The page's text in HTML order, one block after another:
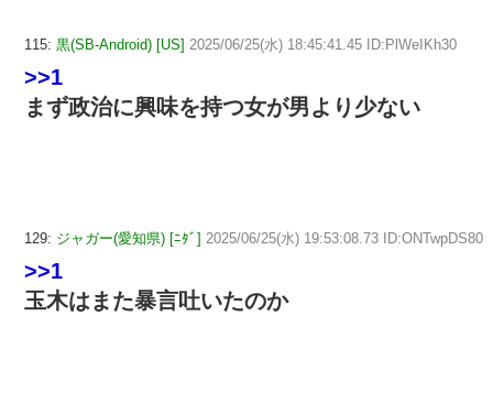
115: 黒(SB-Android) [US] 2025/06/25(水) 18:45:41.45 ID:PlWeIKh30
>>1
まず政治に興味を持つ女が男より少ない
129: ジャガー(愛知県) [ﾆﾀﾞ] 2025/06/25(水) 19:53:08.73 ID:ONTwpDS80
>>1
玉木はまた暴言吐いたのか